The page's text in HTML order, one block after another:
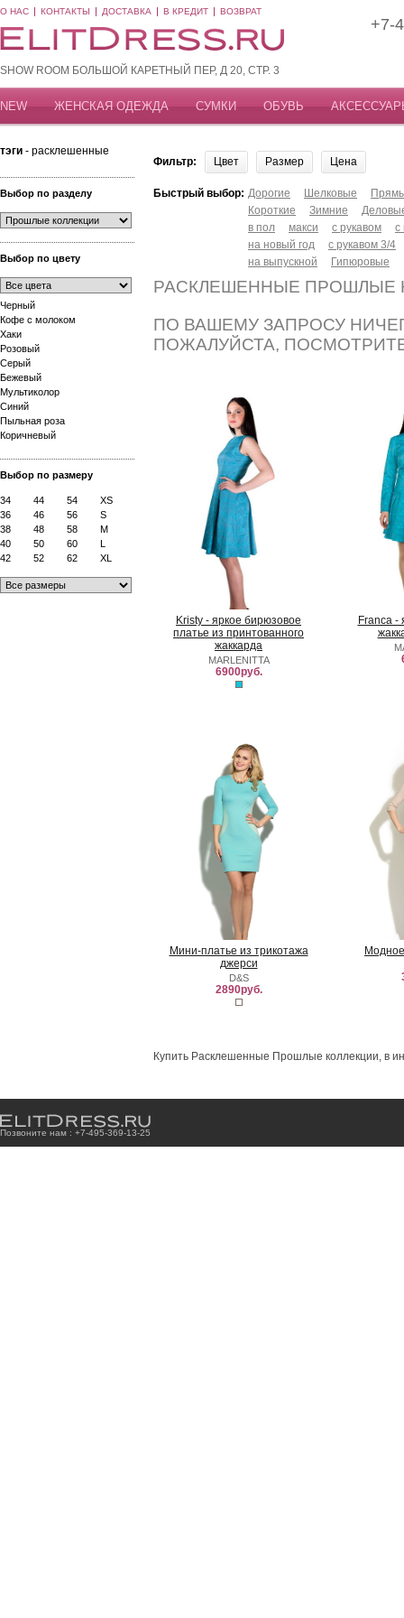
О НАС КОНТАКТЫ ДОСТАВКА В КРЕДИТ ВОЗВРАТ
SHOW ROOM БОЛЬШОЙ КАРЕТНЫЙ ПЕР, Д 20, СТР. 3
+7-
NEW ЖЕНСКАЯ ОДЕЖДА СУМКИ ОБУВЬ
тэги - расклешенные
Выбор по разделу
Выбор по цвету
Черный
Кофе с молоком
Хаки
Розовый
Серый
Бежевый
Мультиколор
Синий
Пыльная роза
Коричневый
Выбор по размеру
34 44 54
XS
36
46 56
S
38
48 58
M
40
50 60
L
42
52 62 XL
Фильтр: Цвет Размер Цена
Быстрый выбор: Дорогие Шелковые
Короткие
Зимние
в пол
макси с рукавом
с
на новый год
с рукавом 3/4
на выпускной
Гипюровые
РАСКЛЕШЕННЫЕ ПРОШЛЫЕ
ПО ВАШЕМУ ЗАПРОСУ
ПОЖАЛУЙСТА,
Kristy - яркое бирюзовое
платье из принтованного
жаккарда
MARLENITTA
6900руб.
Franca -
Мини-платье из трикотажа
джерси
D&S
2890руб.
Купить Расклешенные Прошлые коллекции, в
Позвоните нам : +7-495-369-13-25